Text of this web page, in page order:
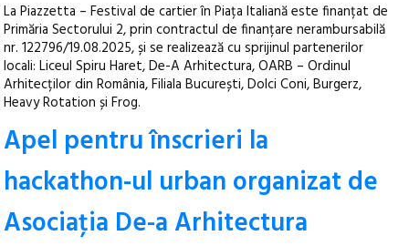
La Piazzetta – Festival de cartier în Piața Italiană este finanțat de
Primăria Sectorului 2, prin contractul de finanțare nerambursabilă
nr. 122796/19.08.2025, și se realizează cu sprijinul partenerilor
locali: Liceul Spiru Haret, De-A Arhitectura, OARB – Ordinul
Arhitecților din România, Filiala București, Dolci Coni, Burgerz,
Heavy Rotation și Frog.
Apel pentru înscrieri la
hackathon-ul urban organizat de
Asociaţia De-a Arhitectura